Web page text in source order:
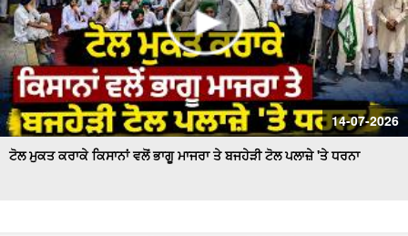
14-07-2026
ਟੋਲ ਮੁਕਤ ਕਰਾਕੇ ਕਿਸਾਨਾਂ ਵਲੋਂ ਭਾਗੂ ਮਾਜਰਾ ਤੇ ਬਜਹੇੜੀ ਟੋਲ ਪਲਾਜ਼ੇ 'ਤੇ ਧਰਨਾ